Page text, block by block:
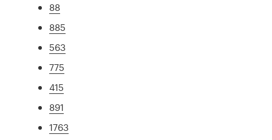
88
885
563
775
415
891
1763